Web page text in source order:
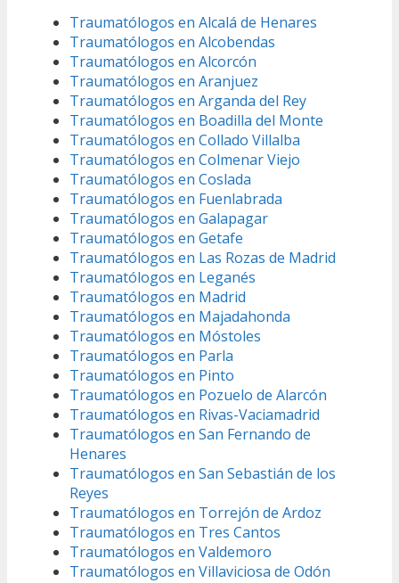
Traumatólogos en Alcalá de Henares
Traumatólogos en Alcobendas
Traumatólogos en Alcorcón
Traumatólogos en Aranjuez
Traumatólogos en Arganda del Rey
Traumatólogos en Boadilla del Monte
Traumatólogos en Collado Villalba
Traumatólogos en Colmenar Viejo
Traumatólogos en Coslada
Traumatólogos en Fuenlabrada
Traumatólogos en Galapagar
Traumatólogos en Getafe
Traumatólogos en Las Rozas de Madrid
Traumatólogos en Leganés
Traumatólogos en Madrid
Traumatólogos en Majadahonda
Traumatólogos en Móstoles
Traumatólogos en Parla
Traumatólogos en Pinto
Traumatólogos en Pozuelo de Alarcón
Traumatólogos en Rivas-Vaciamadrid
Traumatólogos en San Fernando de
Henares
Traumatólogos en San Sebastián de los
Reyes
Traumatólogos en Torrejón de Ardoz
Traumatólogos en Tres Cantos
Traumatólogos en Valdemoro
Traumatólogos en Villaviciosa de Odón